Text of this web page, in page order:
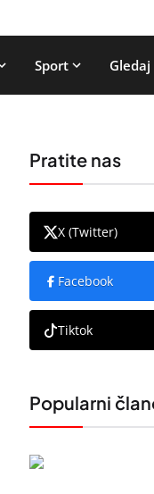
Sport
Pratite nas
X (Twitter)
Facebook
Tiktok
Popularni